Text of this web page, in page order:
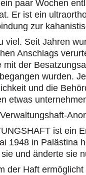
paar Wochen
Er ist ein
zur
viel. Seit Jahren
Anschlags
mit der
wurden.
und die
etwas
ist ein
1948 in Palästina
und änderte sie
der Haft